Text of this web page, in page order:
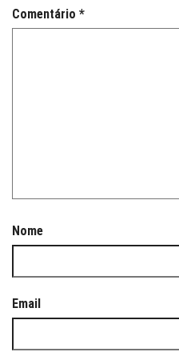
Comentário *
Nome
Email